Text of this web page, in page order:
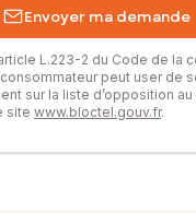
Envoyer ma demande
L.223-2 du Code de la
peut user de
sur la liste d’opposition
site www.bloctel.gouv.fr.